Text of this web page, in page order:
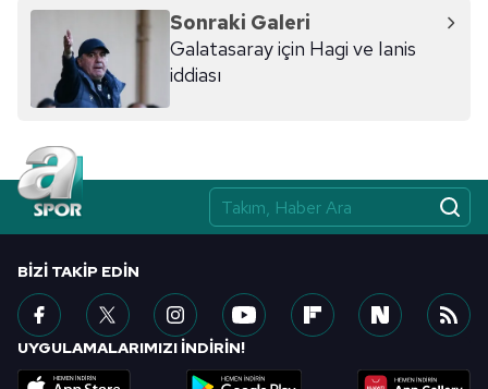
Sonraki Galeri
Galatasaray için Hagi ve Ianis
iddiası
BIZI TAKIP EDIN
UYGULAMALARIMIZI İNDİRİN!